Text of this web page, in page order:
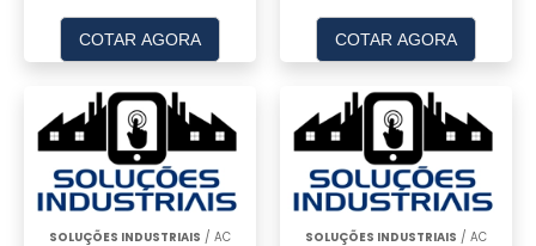
COTAR AGORA COTAR AGORA
SOLUÇÕES INDUSTRIAIS / AC SOLUÇÕES INDUSTRIAIS / AC